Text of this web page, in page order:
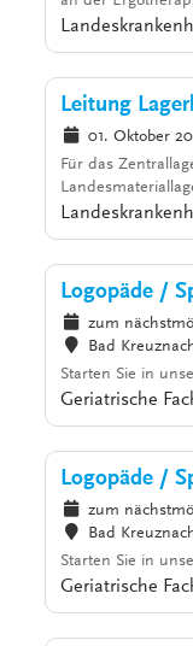
Leitung
01. Oktober
Für das
Logopäde /
zum
Bad
Starten Sie in
Geriatrische
Logopäde /
zum
Bad
Starten Sie in
Geriatrische